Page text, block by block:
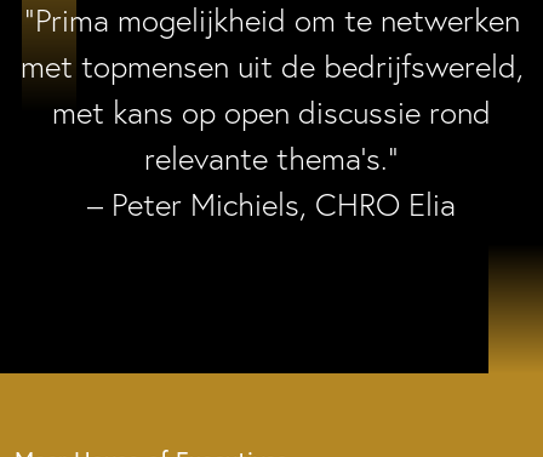
“Prima mogelijkheid om te netwerken
met topmensen uit de bedrijfswereld,
met kans op open discussie rond
relevante thema’s.”
– Peter Michiels, CHRO Elia